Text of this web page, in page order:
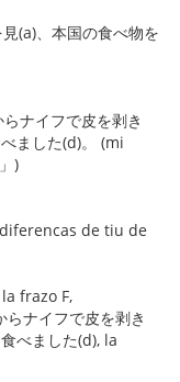
(a)、本国の食べ物を
ナイフで皮を剥き
ました(d)。 (mi
)
de tiu de
frazo F,
らナイフで皮を剥き
べました(d), la